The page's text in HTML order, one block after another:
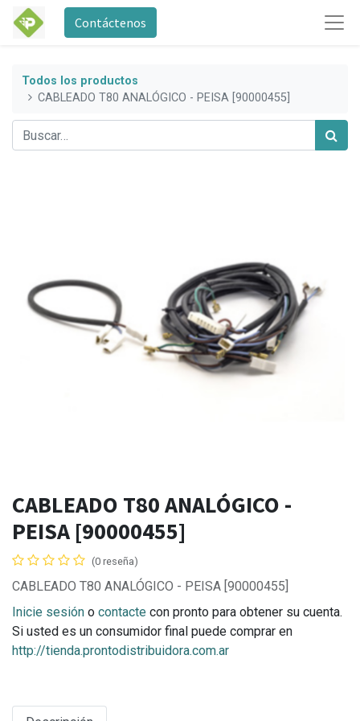
Contáctenos
Todos los productos
CABLEADO T80 ANALÓGICO - PEISA [90000455]
CABLEADO T80 ANALÓGICO -
PEISA [90000455]
(0 reseña)
CABLEADO T80 ANALÓGICO - PEISA [90000455]
Inicie sesión o contacte con pronto para obtener su cuenta.
Si usted es un consumidor final puede comprar en
http://tienda.prontodistribuidora.com.ar